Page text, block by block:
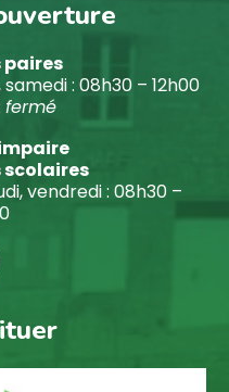
paires
: 08h30 – 12h00
fermé
scolaires
vendredi : 08h30 –